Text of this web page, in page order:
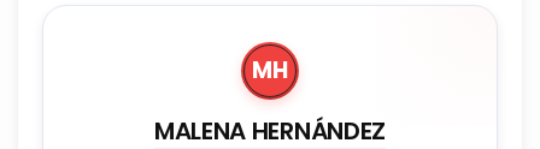
MH
MALENA HERNÁNDEZ